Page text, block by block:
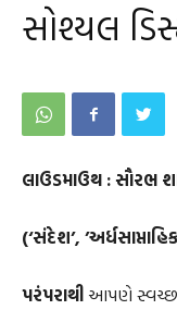
સોશ્યલ
લાઉડમાઉથ : સૌરભ
(‘સંદેશ’,
પરંપરાથી આપણે સ્વચ્છ